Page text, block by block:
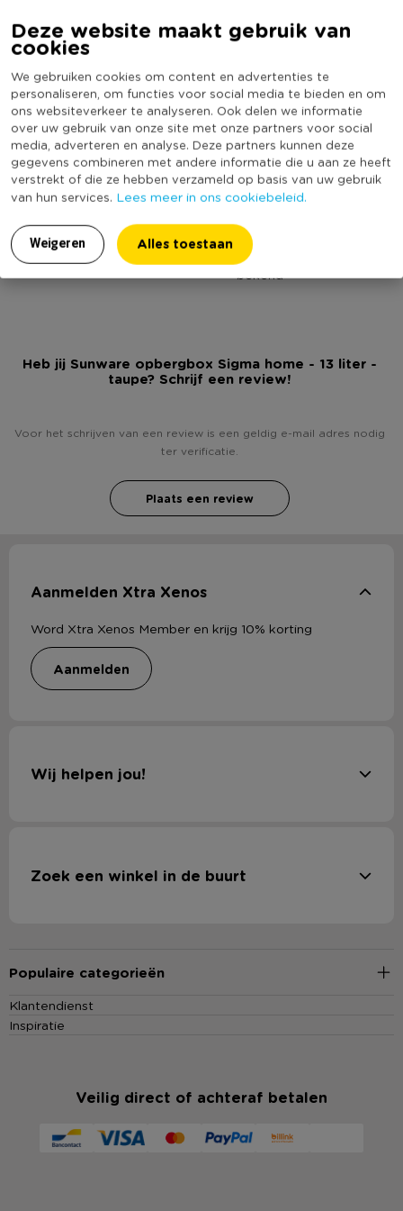
Deze website maakt gebruik van
cookies
We gebruiken cookies om content en advertenties te
personaliseren, om functies voor social media te bieden en om
ons websiteverkeer te analyseren. Ook delen we informatie
over uw gebruik van onze site met onze partners voor social
media, adverteren en analyse. Deze partners kunnen deze
gegevens combineren met andere informatie die u aan ze heeft
verstrekt of die ze hebben verzameld op basis van uw gebruik
van hun services. Lees meer in ons cookiebeleid.
Weigeren Alles toestaan
Alle Sigma home boxen hebben geïntegreerde handgrepen
een soft-touch look & feel en zijn ze met deksel perfect
stapelbaar. Je creëert een opbergbox naar jouw smaak door
zelf een bijpassend deksel te kiezen welke apart verkrijgbaar
zijn.
Geef je interieur een boost met onze Sigma home boxen!
Sunware Sigma home box
*Met geïntegreerde handgrepen
* In trendy kleuren
Materiaal
Kunststof
Producthoogte (cm)
18.3
Kleur
Bruin
Inhoud in liter
13
Productlengte (cm)
35.2
Merk
Sunware
Vaatwasmachine bestendig
Nee
Duurzaamheidsscore
(Nog) geen score
bekend
Heb jij Sunware opbergbox Sigma home - 13 liter -
taupe? Schrijf een review!
Voor het schrijven van een review is een geldig e-mail adres nodig
ter verificatie.
Plaats een review
Aanmelden Xtra Xenos
Word Xtra Xenos Member en krijg 10% korting
aanmelden
Wij helpen jou!
Zoek een winkel in de buurt
Populaire categorieën
Klantendienst
Inspiratie
Veilig direct of achteraf betalen